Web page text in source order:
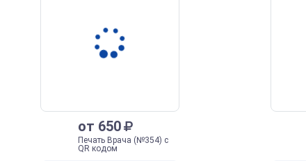
от 650
Печать Врача (№354) с
QR кодом